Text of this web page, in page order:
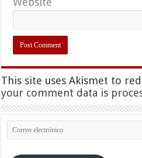
This site uses Akismet to
your comment data is
Correo
electrónico